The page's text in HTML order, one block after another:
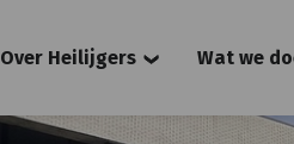
Over Heilijgers Wat we